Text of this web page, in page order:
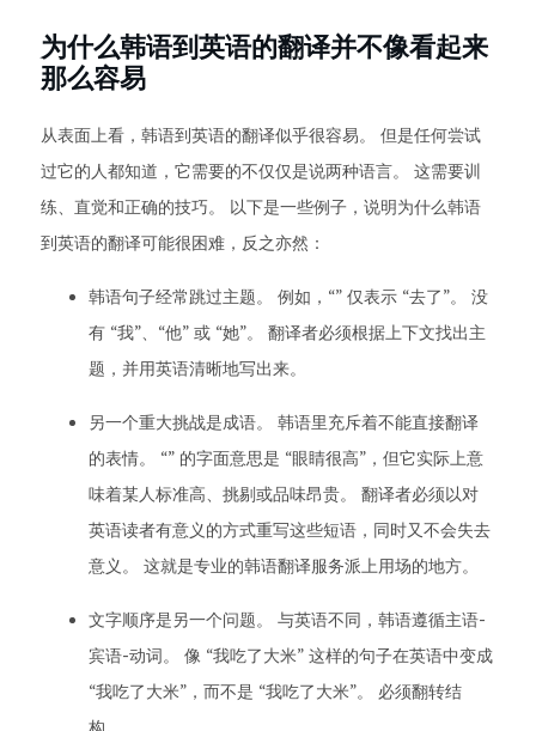
为什么韩语到英语的翻译并不像看起来
那么容易
从表面上看，韩语到英语的翻译似乎很容易。 但是任何尝试
过它的人都知道，它需要的不仅仅是说两种语言。 这需要训
练、直觉和正确的技巧。 以下是一些例子，说明为什么韩语
到英语的翻译可能很困难，反之亦然：
韩语句子经常跳过主题。 例如，“” 仅表示 “去了”。 没
有 “我”、“他” 或 “她”。 翻译者必须根据上下文找出主
题，并用英语清晰地写出来。
另一个重大挑战是成语。 韩语里充斥着不能直接翻译
的表情。 “” 的字面意思是 “眼睛很高”，但它实际上意
味着某人标准高、挑剔或品味昂贵。 翻译者必须以对
英语读者有意义的方式重写这些短语，同时又不会失去
意义。 这就是专业的韩语翻译服务派上用场的地方。
文字顺序是另一个问题。 与英语不同，韩语遵循主语-
宾语-动词。 像 “我吃了大米” 这样的句子在英语中变成
“我吃了大米”，而不是 “我吃了大米”。 必须翻转结